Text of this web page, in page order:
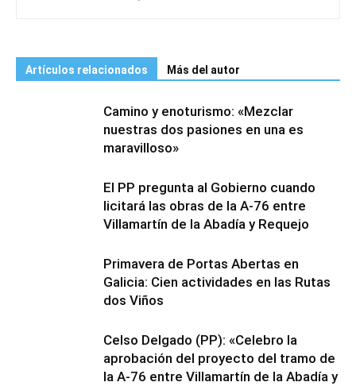
Artículos relacionados Más del autor
Camino y enoturismo: «Mezclar
nuestras dos pasiones en una es
maravilloso»
El PP pregunta al Gobierno cuando
licitará las obras de la A-76 entre
Villamartín de la Abadía y Requejo
Primavera de Portas Abertas en
Galicia: Cien actividades en las Rutas
dos Viños
Celso Delgado (PP): «Celebro la
aprobación del proyecto del tramo de
la A-76 entre Villamartín de la Abadía y